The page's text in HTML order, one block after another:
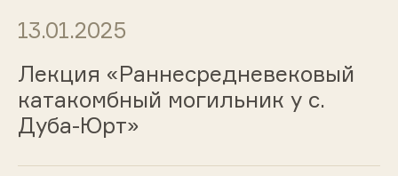
13.01.2025
Лекция «Раннесредневековый
катакомбный могильник у с.
Дуба-Юрт»